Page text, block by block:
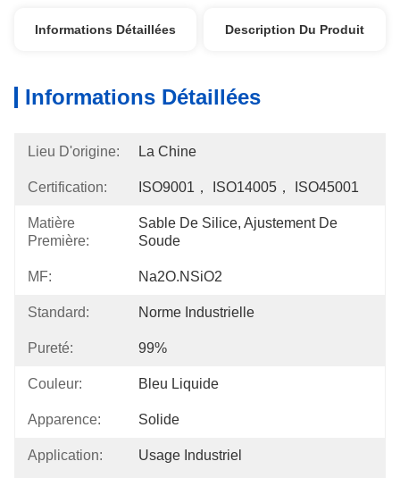
Informations Détaillées Description Du Produit
Informations Détaillées
Lieu D'origine: La Chine
Certification: ISO9001， ISO14005， ISO45001
Matière
Première:
Sable De Silice, Ajustement De
Soude
MF: Na2O.nSiO2
Standard: Norme Industrielle
Pureté: 99%
Couleur: Bleu Liquide
Apparence: Solide
Application: Usage Industriel